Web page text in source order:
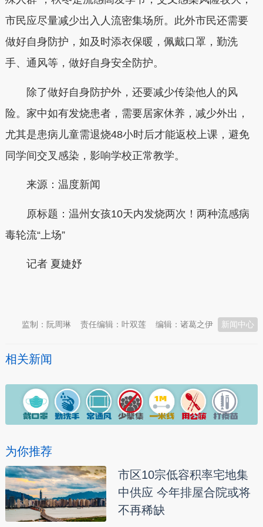
市民应尽量减少出入人流密集场所。此外市民还需要
做好自身防护，如及时添衣保暖，佩戴口罩，勤洗
手、通风等，做好自身安全防护。
除了做好自身防护外，还要减少传染他人的风
险。家中如有发烧患者，需要居家休养，减少外出，
尤其是患病儿童需退烧48小时后才能返校上课，避免
同学间交叉感染，影响学校正常教学。
来源：温度新闻
原标题：温州女孩10天内发烧两次！两种流感病
毒轮流“上场”
记者 夏婕妤
新闻中心
编辑：诸葛之伊
责任编辑：叶双莲
监制：阮周琳
相关新闻
为你推荐
市区10宗低容积率宅地集
中供应 今年排屋合院或将
不再稀缺